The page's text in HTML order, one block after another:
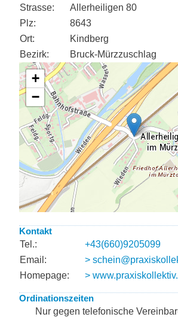
Strasse:
Allerheiligen 80
Plz:
8643
Ort:
Kindberg
Bezirk:
Bruck-Mürzzuschlag
Kontakt
Tel.:
+43(660)9205099
Email:
>
Homepage:
>
Ordinationszeiten
Nur gegen telefonische